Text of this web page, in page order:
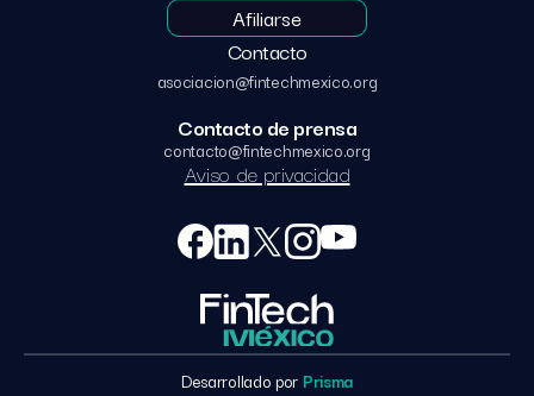
Afiliarse
Contacto
asociacion@fintechmexico.org
Contacto de prensa
contacto@fintechmexico.org
Aviso de privacidad
Desarrollado por Prisma